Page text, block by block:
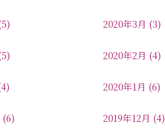
(6)
2020年3月 (3)
2020年2月 (4)
2020年1月 (6)
2019年12月 (4)